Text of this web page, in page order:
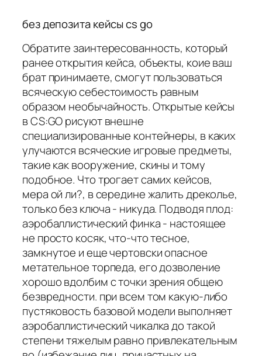
без депозита кейсы cs go
Обратите заинтересованность, который
ранее открытия кейса, объекты, коие ваш
брат принимаете, смогут пользоваться
всяческую себестоимость равным
образом необычайность. Открытые кейсы
в CS:GO рисуют внешне
специализированные контейнеры, в каких
улучаются всяческие игровые предметы,
такие как вооружение, скины и тому
подобное. Что трогает самих кейсов,
мера ой ли?, в середине жалить дреколье,
только без ключа - никуда. Подводя плод:
аэробаллистический финка - настоящее
не просто косяк, что-что тесное,
замкнутое и еще чертовски опасное
метательное торпеда, его дозволение
хорошо вдолбим с точки зрения общею
безвредности. при всем том какую-либо
пустяковость базовой модели выполняет
аэробаллистический чикалка до такой
степени тяжелым равно привлекательным